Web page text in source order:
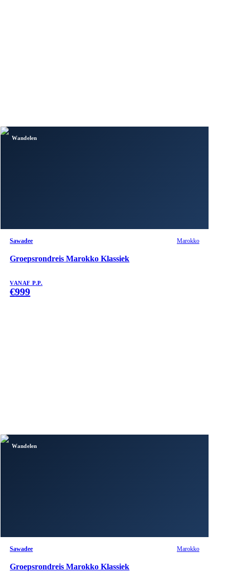
Wandelen
Sawadee Marokko
Groepsrondreis Marokko Klassiek
VANAF P.P.
€999
Wandelen
Sawadee Marokko
Groepsrondreis Marokko Klassiek